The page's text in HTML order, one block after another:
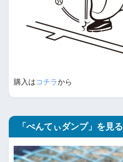
購入はコチラから
「ぺんてぃダンプ」を見る